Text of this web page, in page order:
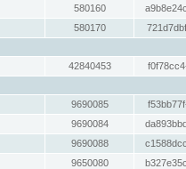
580160
580170
42840453
9690085
9690084
9690088
9650080